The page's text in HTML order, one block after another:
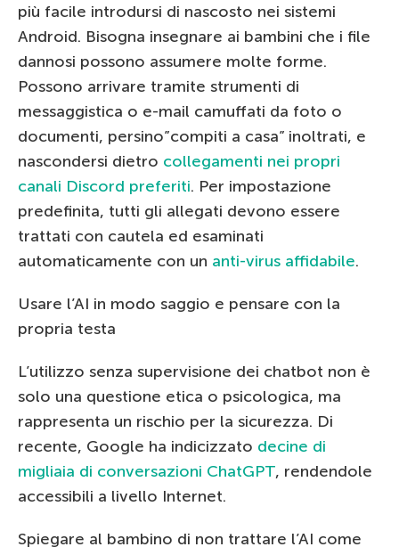
più facile introdursi di nascosto nei sistemi
Android. Bisogna insegnare ai bambini che i file
dannosi possono assumere molte forme.
Possono arrivare tramite strumenti di
messaggistica o e-mail camuffati da foto o
documenti, persino”compiti a casa” inoltrati, e
nascondersi dietro collegamenti nei propri
canali Discord preferiti. Per impostazione
predefinita, tutti gli allegati devono essere
trattati con cautela ed esaminati
automaticamente con un anti-virus affidabile.
Usare l’AI in modo saggio e pensare con la
propria testa
L’utilizzo senza supervisione dei chatbot non è
solo una questione etica o psicologica, ma
rappresenta un rischio per la sicurezza. Di
recente, Google ha indicizzato decine di
migliaia di conversazioni ChatGPT, rendendole
accessibili a livello Internet.
Spiegare al bambino di non trattare l’AI come